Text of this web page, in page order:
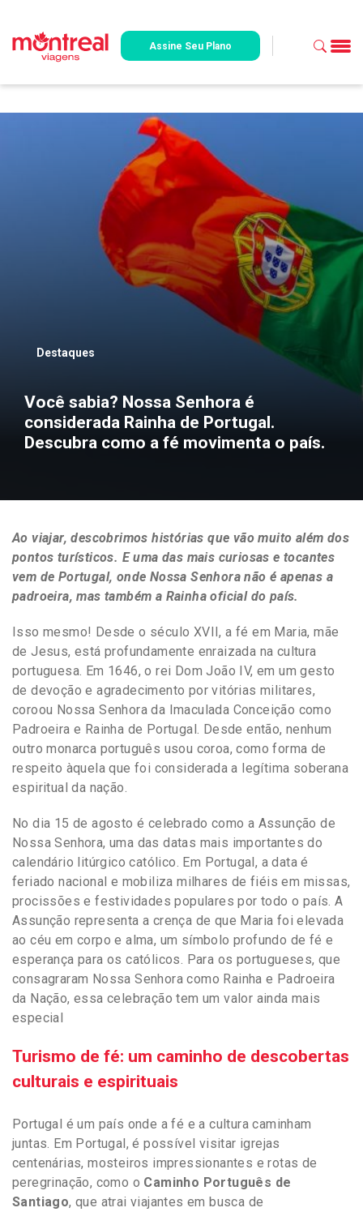
Assine Seu Plano
Destaques
Você sabia? Nossa Senhora é
considerada Rainha de Portugal.
Descubra como a fé movimenta o país.
Ao viajar, descobrimos histórias que vão muito além dos
pontos turísticos. E uma das mais curiosas e tocantes
vem de Portugal, onde Nossa Senhora não é apenas a
padroeira, mas também a Rainha oficial do país.
Isso mesmo! Desde o século XVII, a fé em Maria, mãe
de Jesus, está profundamente enraizada na cultura
portuguesa. Em 1646, o rei Dom João IV, em um gesto
de devoção e agradecimento por vitórias militares,
coroou Nossa Senhora da Imaculada Conceição como
Padroeira e Rainha de Portugal. Desde então, nenhum
outro monarca português usou coroa, como forma de
respeito àquela que foi considerada a legítima soberana
espiritual da nação.
No dia 15 de agosto é celebrado como a Assunção de
Nossa Senhora, uma das datas mais importantes do
calendário litúrgico católico. Em Portugal, a data é
feriado nacional e mobiliza milhares de fiéis em missas,
procissões e festividades populares por todo o país. A
Assunção representa a crença de que Maria foi elevada
ao céu em corpo e alma, um símbolo profundo de fé e
esperança para os católicos. Para os portugueses, que
consagraram Nossa Senhora como Rainha e Padroeira
da Nação, essa celebração tem um valor ainda mais
especial
Turismo de fé: um caminho de descobertas
culturais e espirituais
Portugal é um país onde a fé e a cultura caminham
juntas. Em Portugal, é possível visitar igrejas
centenárias, mosteiros impressionantes e rotas de
peregrinação, como o Caminho Português de
Santiago, que atrai viajantes em busca de